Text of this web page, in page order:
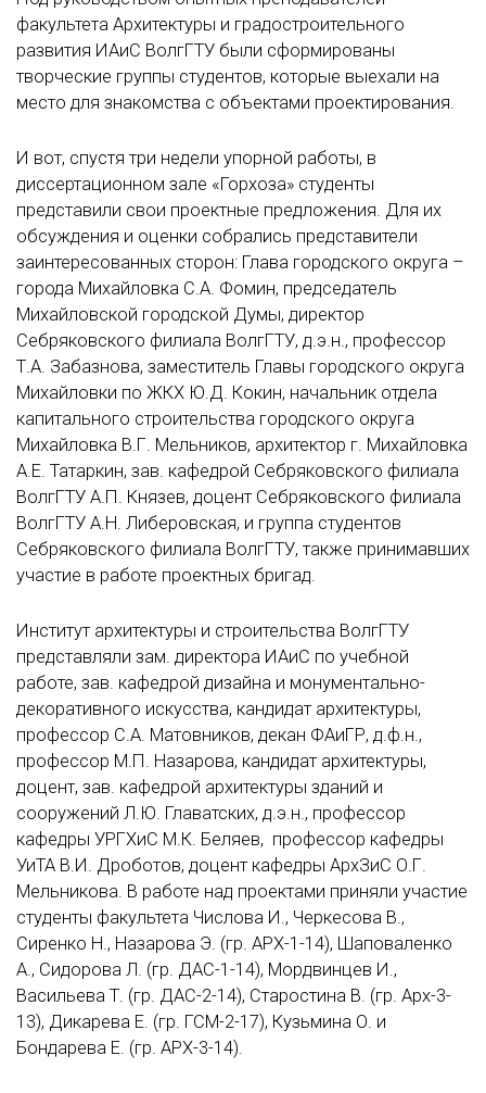
факультета Архитектуры и градостроительного
развития ИАиС ВолгГТУ были сформированы
творческие группы студентов, которые выехали на
место для знакомства с объектами проектирования.
И вот, спустя три недели упорной работы, в
диссертационном зале «Горхоза» студенты
представили свои проектные предложения. Для их
обсуждения и оценки собрались представители
заинтересованных сторон: Глава городского округа –
города Михайловка С.А. Фомин, председатель
Михайловской городской Думы, директор
Себряковского филиала ВолгГТУ, д.э.н., профессор
Т.А. Забазнова, заместитель Главы городского округа
Михайловки по ЖКХ Ю.Д. Кокин, начальник отдела
капитального строительства городского округа
Михайловка В.Г. Мельников, архитектор г. Михайловка
А.Е. Татаркин, зав. кафедрой Себряковского филиала
ВолгГТУ А.П. Князев, доцент Себряковского филиала
ВолгГТУ А.Н. Либеровская, и группа студентов
Себряковского филиала ВолгГТУ, также принимавших
участие в работе проектных бригад.
Институт архитектуры и строительства ВолгГТУ
представляли зам. директора ИАиС по учебной
работе, зав. кафедрой дизайна и монументально-
декоративного искусства, кандидат архитектуры,
профессор С.А. Матовников, декан ФАиГР, д.ф.н.,
профессор М.П. Назарова, кандидат архитектуры,
доцент, зав. кафедрой архитектуры зданий и
сооружений Л.Ю. Главатских, д.э.н., профессор
кафедры УРГХиС М.К. Беляев, профессор кафедры
УиТА В.И. Дроботов, доцент кафедры АрхЗиС О.Г.
Мельникова. В работе над проектами приняли участие
студенты факультета Числова И., Черкесова В.,
Сиренко Н., Назарова Э. (гр. АРХ-1-14), Шаповаленко
А., Сидорова Л. (гр. ДАС-1-14), Мордвинцев И.,
Васильева Т. (гр. ДАС-2-14), Старостина В. (гр. Арх-3-
13), Дикарева Е. (гр. ГСМ-2-17), Кузьмина О. и
Бондарева Е. (гр. АРХ-3-14).